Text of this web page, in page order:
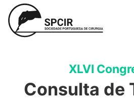
XLVI
Consulta de